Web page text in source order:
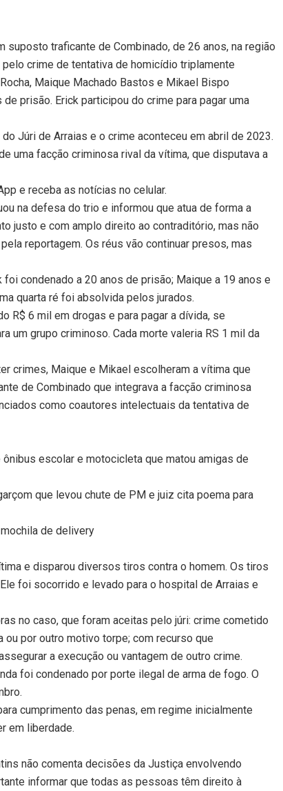
suposto traficante de Combinado, de 26 anos, na região
crime de tentativa de homicídio triplamente
Maique Machado Bastos e Mikael Bispo
prisão. Erick participou do crime para pagar uma
Júri de Arraias e o crime aconteceu em abril de 2023.
uma facção criminosa rival da vítima, que disputava a
e receba as notícias no celular.
na defesa do trio e informou que atua de forma a
justo e com amplo direito ao contraditório, mas não
reportagem. Os réus vão continuar presos, mas
condenado a 20 anos de prisão; Maique a 19 anos e
quarta ré foi absolvida pelos jurados.
R$ 6 mil em drogas e para pagar a dívida, se
um grupo criminoso. Cada morte valeria RS 1 mil da
crimes, Maique e Mikael escolheram a vítima que
de Combinado que integrava a facção criminosa
como coautores intelectuais da tentativa de
escolar e motocicleta que matou amigas de
que levou chute de PM e juiz cita poema para
de delivery
e disparou diversos tiros contra o homem. Os tiros
foi socorrido e levado para o hospital de Arraias e
no caso, que foram aceitas pelo júri: crime cometido
por outro motivo torpe; com recurso que
a execução ou vantagem de outro crime.
foi condenado por porte ilegal de arma de fogo. O
cumprimento das penas, em regime inicialmente
em liberdade.
não comenta decisões da Justiça envolvendo
informar que todas as pessoas têm direito à